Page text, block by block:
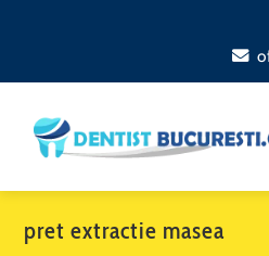
pret extractie masea